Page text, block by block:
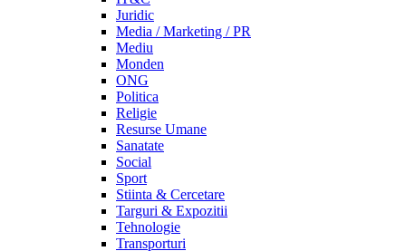
Juridic
Media / Marketing / PR
Mediu
Monden
ONG
Politica
Religie
Resurse Umane
Sanatate
Social
Sport
Stiinta & Cercetare
Targuri & Expozitii
Tehnologie
Transporturi